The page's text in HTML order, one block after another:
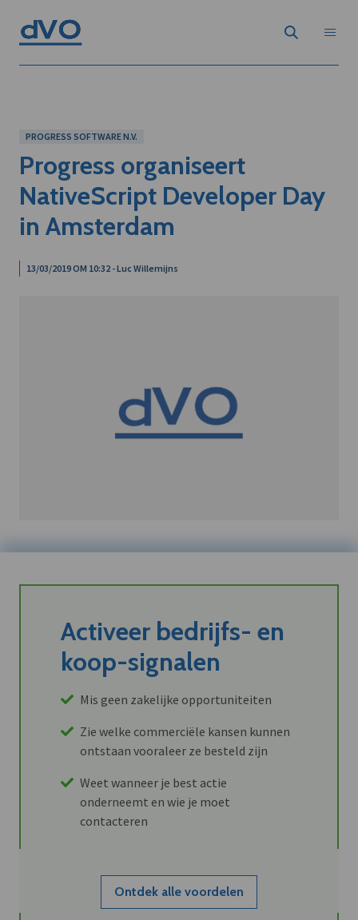
PROGRESS SOFTWARE N.V.
Progress organiseert
NativeScript Developer Day
in Amsterdam
13/03/2019 OM 10:32 - Luc Willemijns
Activeer bedrijfs- en
koop-signalen
Mis geen zakelijke opportuniteiten
Zie welke commerciële kansen kunnen
ontstaan vooraleer ze besteld zijn
Weet wanneer je best actie
onderneemt en wie je moet
contacteren
Ontdek alle voordelen